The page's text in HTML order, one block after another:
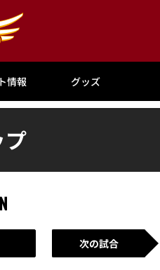
情報 グッズ
次の試合